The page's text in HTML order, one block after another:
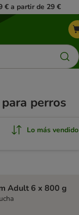
€ a partir de 29 €
perros
Lo más vendido
Adult 6 x 800 g